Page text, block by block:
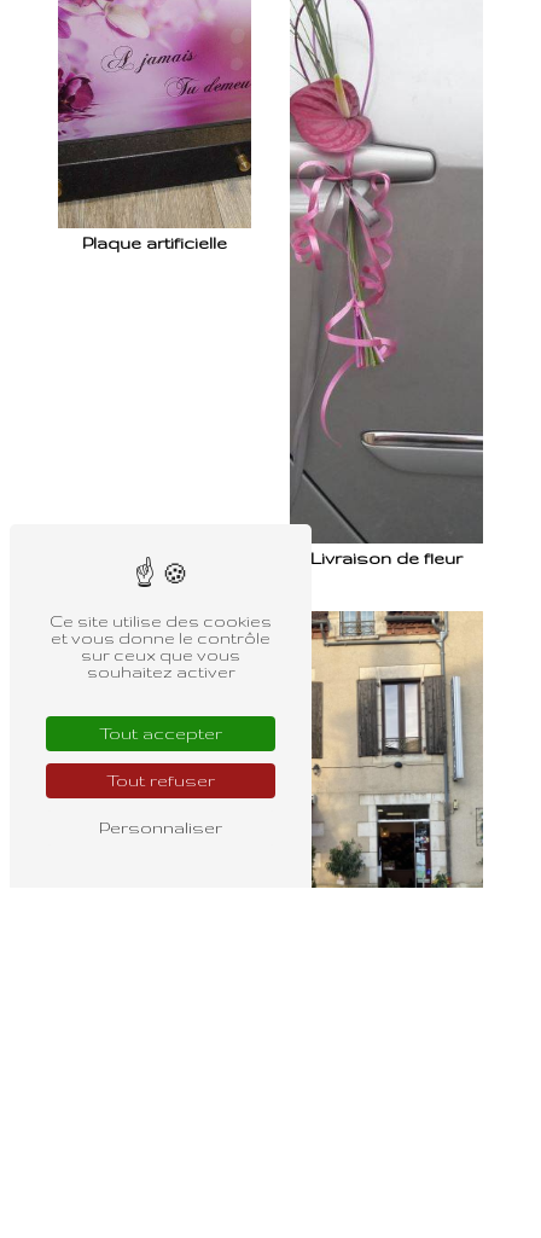
Plaque artificielle
Livraison de fleur
Ce site utilise des cookies
et vous donne le contrôle
sur ceux que vous
souhaitez activer
Tout accepter
Tout refuser
Personnaliser